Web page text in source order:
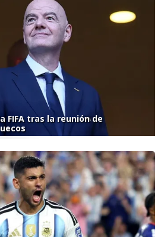
FIFA tras la reunión de